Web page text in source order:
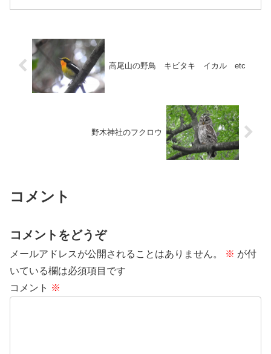
高尾山の野鳥 キビタキ イカル etc
野木神社のフクロウ
コメント
コメントをどうぞ
メールアドレスが公開されることはありません。 ※ が付
いている欄は必須項目です
コメント ※